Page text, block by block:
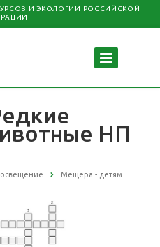
И ЭКОЛОГИИ РОССИЙСКОЙ
НП
Мещёра - детям